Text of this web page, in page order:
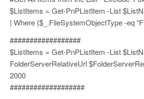
$ListItems = Get-PnPListItem -List
| Where {$_.FileSystemObjectType -eq
##################
$ListItems = Get-PnPListItem -List
FolderServerRelativeUrl
2000
###################